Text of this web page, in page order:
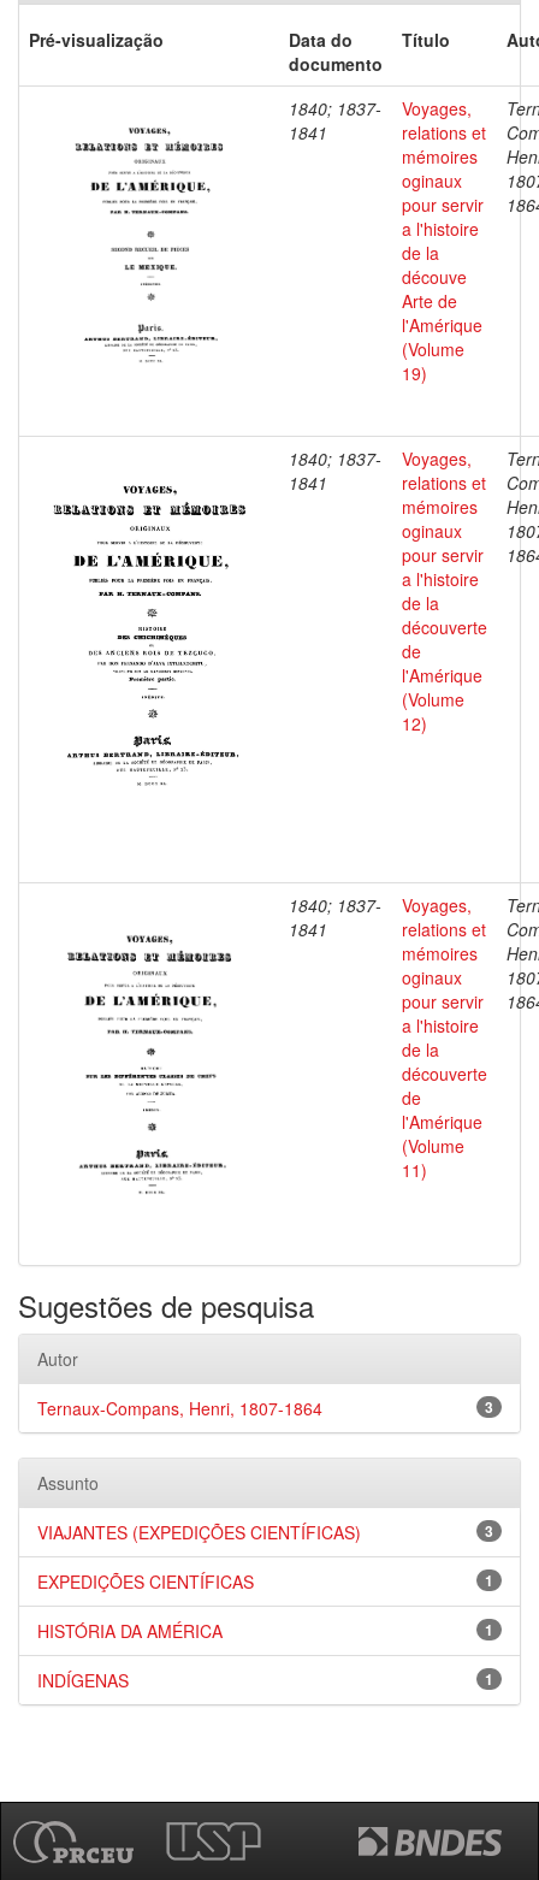
Pré-visualização
Data do
documento
Título
1840; 1837-
1841
Voyages,
relations et
mémoires
oginaux
pour servir
a l'histoire
de la
découve
Arte de
l'Amérique
(Volume
19)
1840; 1837-
1841
Voyages,
relations et
mémoires
oginaux
pour servir
a l'histoire
de la
découverte
de
l'Amérique
(Volume
12)
1840; 1837-
1841
Voyages,
relations et
mémoires
oginaux
pour servir
a l'histoire
de la
découverte
de
l'Amérique
(Volume
11)
Sugestões de pesquisa
Autor
3
Ternaux-Compans, Henri, 1807-1864
Assunto
3
VIAJANTES (EXPEDIÇÕES CIENTÍFICAS)
1
EXPEDIÇÕES CIENTÍFICAS
1
HISTÓRIA DA AMÉRICA
1
INDÍGENAS